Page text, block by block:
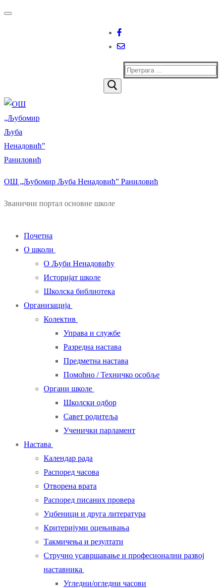
Прескочи
Изборник
Затворити
Тражи
ОШ „Љубомир Љуба Ненадовић” Раниловић
Званични портал основне школе
Почетна
О школи
О Љуби Ненадовићу
Историјат школе
Школска библиотека
Организација
Колектив
Управа и службе
Разредна настава
Предметна настава
Помоћно / Техничко особље
Органи школе
Школски одбор
Савет родитеља
Ученички парламент
Настава
Календар рада
Распоред часова
Отворена врата
Распоред писаних провера
Уџбеници и друга литература
Критеријуми оцењивања
Такмичења и резултати
Стручно усавршавање и професионални развој
наставника
Угледни/огледни часови